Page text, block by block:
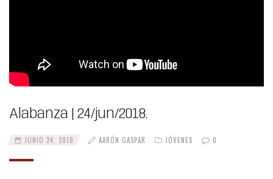
Alabanza | 24/jun/2018.
JUNIO 24, 2018 AARÓN GASPAR JÓVENES 0